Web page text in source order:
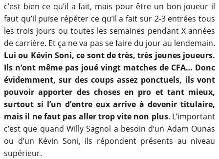
c’est bien ce qu’il a fait, mais pour être un bon joueur il
faut qu’il puise répéter ce qu’il a fait sur 2-3 entrées tous
les trois jours ou toutes les semaines pendant X années
de carrière. Et ça ne va pas se faire du jour au lendemain.
Lui ou Kévin Soni, ce sont de très, très jeunes joueurs.
Ils n’ont même pas joué vingt matches de CFA… Donc
évidemment, sur des coups assez ponctuels, ils vont
pouvoir apporter des choses en pro et tant mieux,
surtout si l’un d’entre eux arrive à devenir titulaire,
mais il ne faut pas aller trop vite non plus. L’important
c’est que quand Willy Sagnol a besoin d’un Adam Ounas
ou d’un Kévin Soni, ils répondent présents au niveau
supérieur.